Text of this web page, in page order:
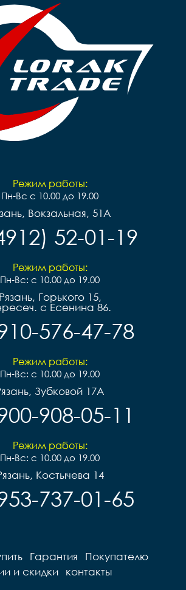
Режим работы:
Пн-Вс с 10.00 до 19.00
Вокзальная, 51А
52-01-19
Режим работы:
Пн-Вс: с 10.00 до 19.00
Рязань, Горького 15,
с Есенина 86.
576-47-78
Режим работы:
Пн-Вс: с 10.00 до 19.00
Зубковой 17А
908-05-11
Режим работы:
Пн-Вс: с 10.00 до 19.00
Костычева 14
737-01-65
Гарантия
Покупателю
и скидки контакты